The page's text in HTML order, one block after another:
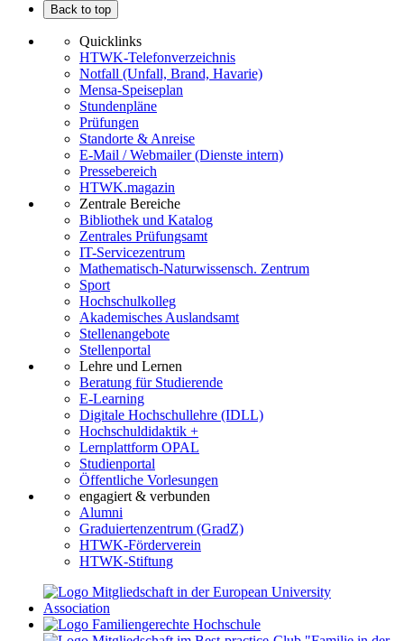
Back to top
Quicklinks
HTWK-Telefonverzeichnis
Notfall (Unfall, Brand, Havarie)
Mensa-Speiseplan
Stundenpläne
Prüfungen
Standorte & Anreise
E-Mail / Webmailer (Dienste intern)
Pressebereich
HTWK.magazin
Zentrale Bereiche
Bibliothek und Katalog
Zentrales Prüfungsamt
IT-Servicezentrum
Mathematisch-Naturwissensch. Zentrum
Sport
Hochschulkolleg
Akademisches Auslandsamt
Stellenangebote
Stellenportal
Lehre und Lernen
Beratung für Studierende
E-Learning
Digitale Hochschullehre (IDLL)
Hochschuldidaktik +
Lernplattform OPAL
Studienportal
Öffentliche Vorlesungen
engagiert & verbunden
Alumni
Graduiertenzentrum (GradZ)
HTWK-Förderverein
HTWK-Stiftung